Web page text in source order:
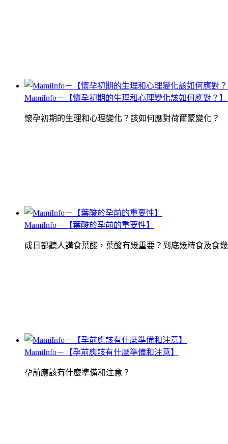
MamiInfo－【懷孕初期的生理和心理變化該如何應對？】
懷孕初期的生理和心理變化？該如何應對荷爾蒙變化？
MamiInfo－【葉酸於孕前的重要性】
成日都聽人講食葉酸，葉酸有幾重要？到底幾時食及食
MamiInfo－【孕前應該有什麼準備和注意】
孕前應該有什麼準備和注意？